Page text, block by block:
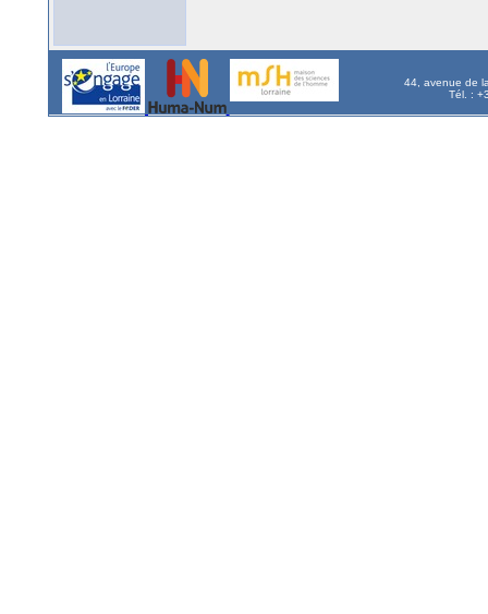
44, avenue de
Tél. :